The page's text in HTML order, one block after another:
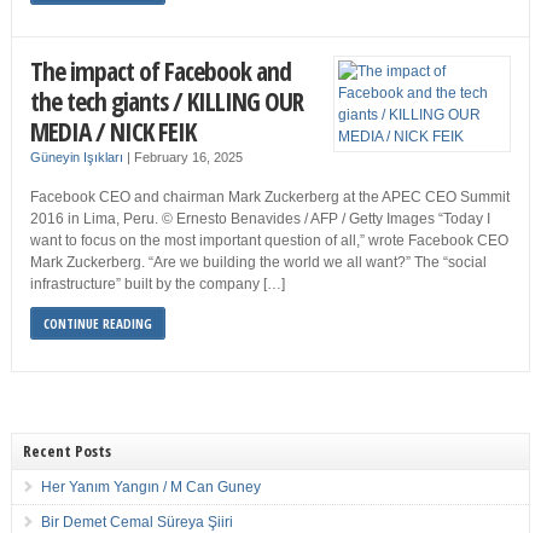
The impact of Facebook and
the tech giants / KILLING OUR
MEDIA / NICK FEIK
Güneyin Işıkları | February 16, 2025
Facebook CEO and chairman Mark Zuckerberg at the APEC CEO Summit
2016 in Lima, Peru. © Ernesto Benavides / AFP / Getty Images “Today I
want to focus on the most important question of all,” wrote Facebook CEO
Mark Zuckerberg. “Are we building the world we all want?” The “social
infrastructure” built by the company […]
CONTINUE READING
Recent Posts
Her Yanım Yangın / M Can Guney
Bir Demet Cemal Süreya Şiiri